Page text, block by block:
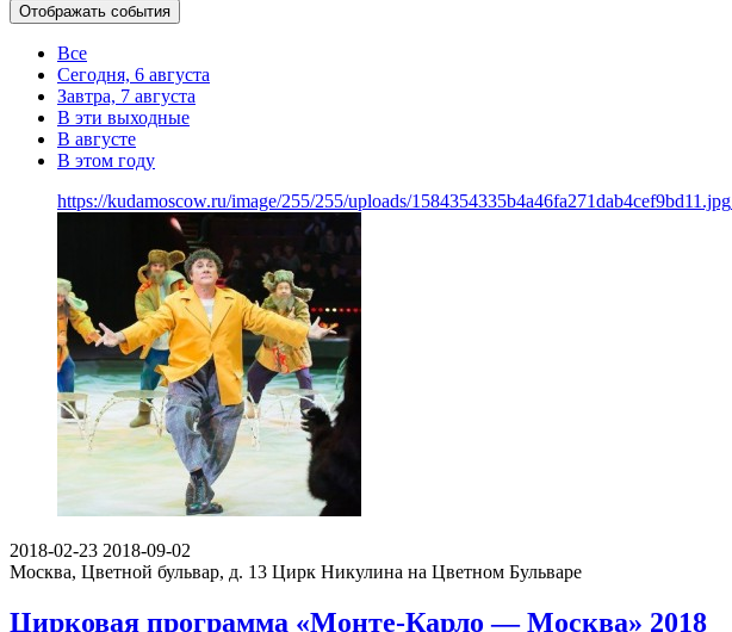
Отображать события
Все
Сегодня, 6 августа
Завтра, 7 августа
В эти выходные
В августе
В этом году
https://kudamoscow.ru/image/255/255/uploads/1584354335b4a46fa271dab4cef9bd11.jpg
2018-02-23 2018-09-02
Москва, Цветной бульвар, д. 13 Цирк Никулина на Цветном Бульваре
Цирковая программа «Монте-Карло — Москва» 2018